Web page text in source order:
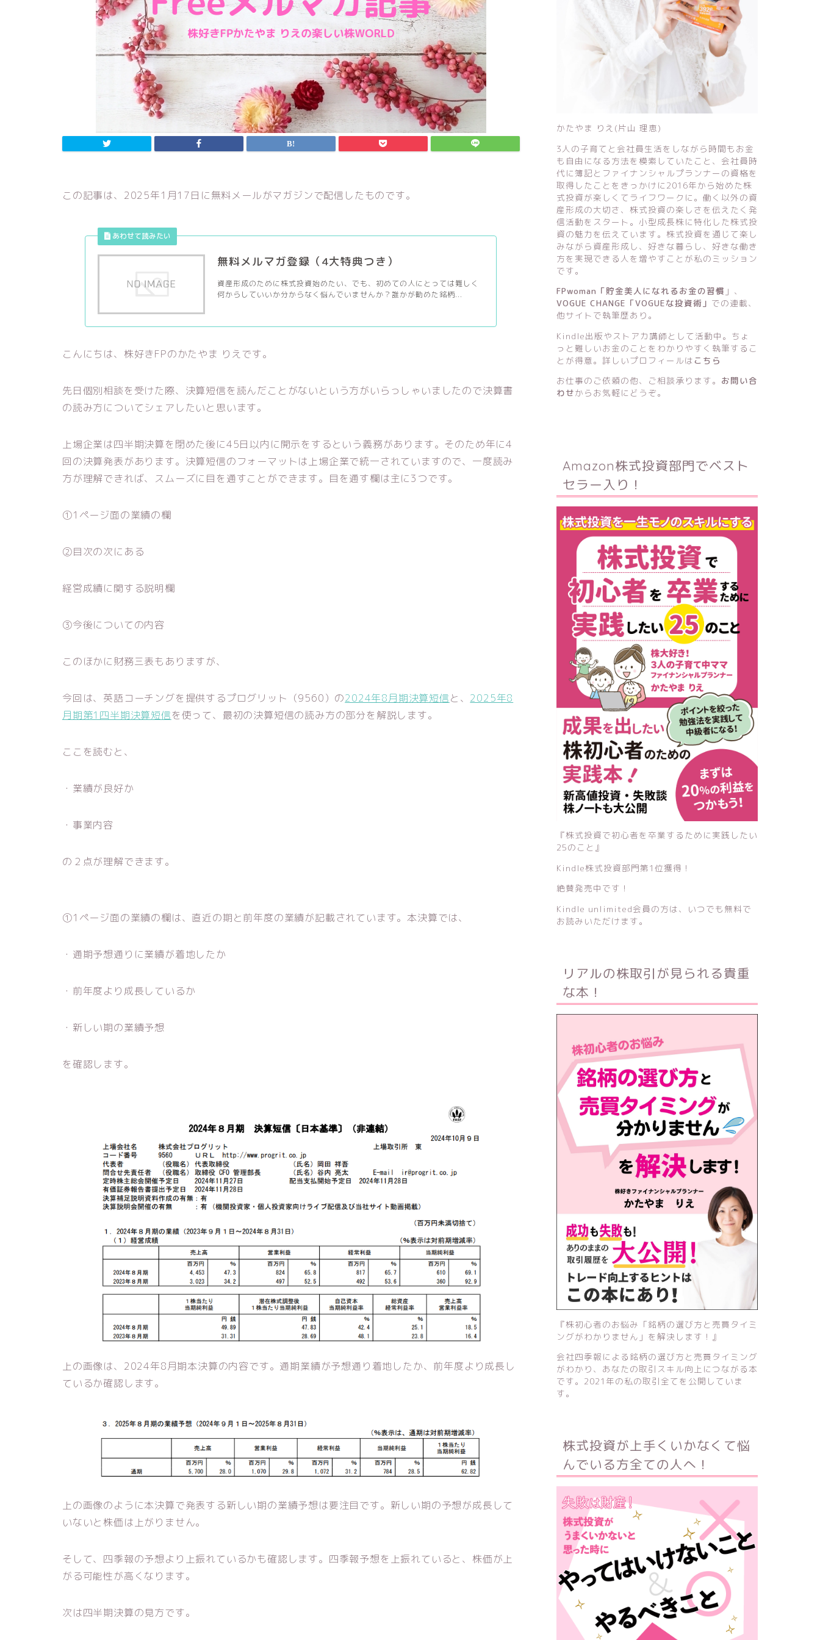
この記事は、2025年1月17日に無料メールがマガジンで配信したものです。
無料メルマガ登録（4大特典つき）
資産形成のために株式投資始めたい、でも、初めての人にとっては難しく
何からしていいか分からなく悩んでいませんか？誰かが勧めた銘柄...
こんにちは、株好きFPのかたやま りえです。
先日個別相談を受けた際、決算短信を読んだことがないという方がいらっしゃいましたので決算書
の読み方についてシェアしたいと思います。
上場企業は四半期決算を閉めた後に45日以内に開示をするという義務があります。そのため年に4
回の決算発表があります。決算短信のフォーマットは上場企業で統一されていますので、一度読み
方が理解できれば、スムーズに目を通すことができます。目を通す欄は主に3つです。
①1ページ面の業績の欄
②目次の次にある
経営成績に関する説明欄
③今後についての内容
このほかに財務三表もありますが、
今回は、英語コーチングを提供するプログリット（9560）の2024年8月期決算短信と、 2025年8
月期第1四半期決算短信を使って、最初の決算短信の読み方の部分を解説します。
ここを読むと、
・業績が良好か
・事業内容
の２点が理解できます。
①1ページ面の業績の欄は、直近の期と前年度の業績が記載されています。本決算では、
・通期予想通りに業績が着地したか
・前年度より成長しているか
・新しい期の業績予想
を確認します。
上の画像は、2024年8月期本決算の内容です。通期業績が予想通り着地したか、前年度より成長し
ているか確認します。
上の画像のように本決算で発表する新しい期の業績予想は要注目です。新しい期の予想が成長して
いないと株価は上がりません。
そして、四季報の予想より上振れているかも確認します。四季報予想を上振れていると、株価が上
がる可能性が高くなります。
次は四半期決算の見方です。
かたやま りえ(片山 理恵)
3人の子育てと会社員生活をしながら時間もお金
も自由になる方法を模索していたこと、会社員時
代に簿記とファイナンシャルプランナーの資格を
取得したことをきっかけに2016年から始めた株
式投資が楽しくてライフワークに。働く以外の資
産形成の大切さ、株式投資の楽しさを伝えたく発
信活動をスタート。小型成長株に特化した株式投
資の魅力を伝えています。株式投資を通じて楽し
みながら資産形成し、好きな暮らし、好きな働き
方を実現できる人を増やすことが私のミッション
です。
FPwoman「貯金美人になれるお金の習慣 」 、
VOGUE CHANGE「VOGUEな投資術」 での連載、
他サイトで執筆歴あり。
Kindle出版や ストアカ講師 として活動中。ちょ
っと難しいお金のことをわかりやすく執筆するこ
とが得意。詳しいプロフィールはこちら
お仕事のご依頼の他、ご相談承ります。 お問い合
わせからお気軽にどうぞ。
Amazon株式投資部門でベスト
セラー入り！
『株式投資で初心者を卒業するために実践したい
25のこと』
Kindle株式投資部門第1位獲得！
絶賛発売中です！
Kindle unlimited会員の方は、いつでも無料で
お読みいただけます。
リアルの株取引が見られる貴重
な本！
『株初心者のお悩み「銘柄の選び方と売買タイミ
ングがわかりません」を解決します！』
会社四季報による銘柄の選び方と売買タイミング
がわかり、あなたの取引スキル向上につながる本
です。2021年の私の取引全てを公開していま
す。
株式投資が上手くいかなくて悩
んでいる方全ての人へ！